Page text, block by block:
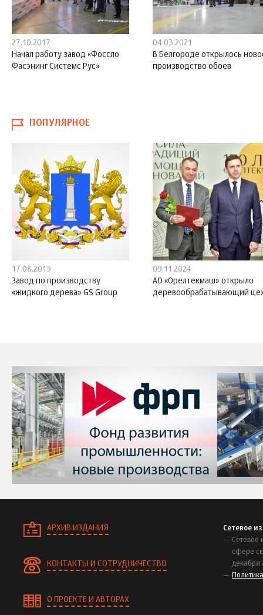
27.10.2017
Начал работу завод «Фоссло
Фасэнинг Системс Рус»
04.03.2021
В Белгороде открылось
производство обоев
ПОПУЛЯРНОЕ
17.08.2015
Завод по производству
«жидкого дерева» GS Group
09.11.2024
АО «Орелтекмаш» открыло
деревообрабатывающий
АРХИВ ИЗДАНИЯ
КОНТАКТЫ И СОТРУДНИЧЕСТВО
О ПРОЕКТЕ И АВТОРАХ
Сетевое
Сетевое
сфере
декабря